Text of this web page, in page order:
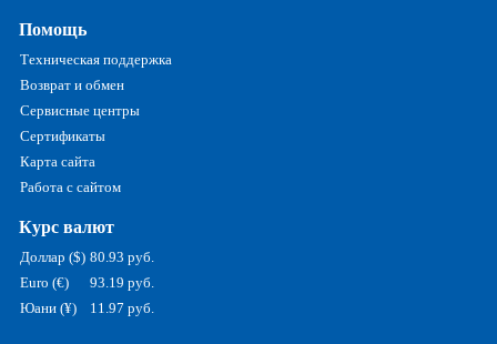
Помощь
Техническая поддержка
Возврат и обмен
Сервисные центры
Сертификаты
Карта сайта
Работа с сайтом
Курс валют
Доллар ($) 80.93 руб.
Euro (€)
93.19 руб.
Юани (¥)
11.97 руб.